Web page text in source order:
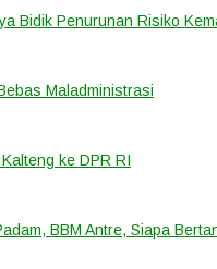
Bidik Penurunan Risiko
Maladministrasi
ke DPR RI
BBM Antre, Siapa